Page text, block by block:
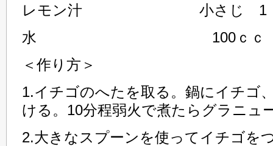
レモン汁 小さじ 1
水 100ｃｃ
＜作り方＞
1.イチゴのへたを取る。鍋にイチゴ
ける。10分程弱火で煮たらグラニュ
2.大きなスプーンを使ってイチゴを